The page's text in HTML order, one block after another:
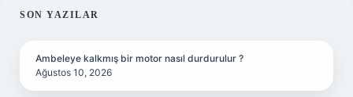
SIDEBAR
SON YAZILAR
Ambeleye kalkmış bir motor nasıl durdurulur ?
Ağustos 10, 2026